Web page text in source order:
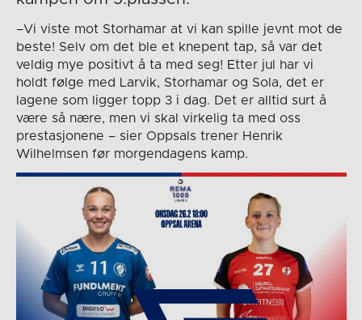
–Vi viste mot Storhamar at vi kan spille jevnt mot de
beste! Selv om det ble et knepent tap, så var det
veldig mye positivt å ta med seg! Etter jul har vi
holdt følge med Larvik, Storhamar og Sola, det er
lagene som ligger topp 3 i dag. Det er alltid surt å
være så nære, men vi skal virkelig ta med oss
prestasjonene – sier Oppsals trener Henrik
Wilhelmsen før morgendagens kamp.